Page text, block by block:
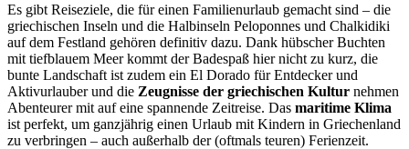
Es gibt Reiseziele, die für einen Familienurlaub gemacht sind – die
griechischen Inseln und die Halbinseln Peloponnes und Chalkidiki
auf dem Festland gehören definitiv dazu. Dank hübscher Buchten
mit tiefblauem Meer kommt der Badespaß hier nicht zu kurz, die
bunte Landschaft ist zudem ein El Dorado für Entdecker und
Aktivurlauber und die Zeugnisse der griechischen Kultur nehmen
Abenteurer mit auf eine spannende Zeitreise. Das maritime Klima
ist perfekt, um ganzjährig einen Urlaub mit Kindern in Griechenland
zu verbringen – auch außerhalb der (oftmals teuren) Ferienzeit.